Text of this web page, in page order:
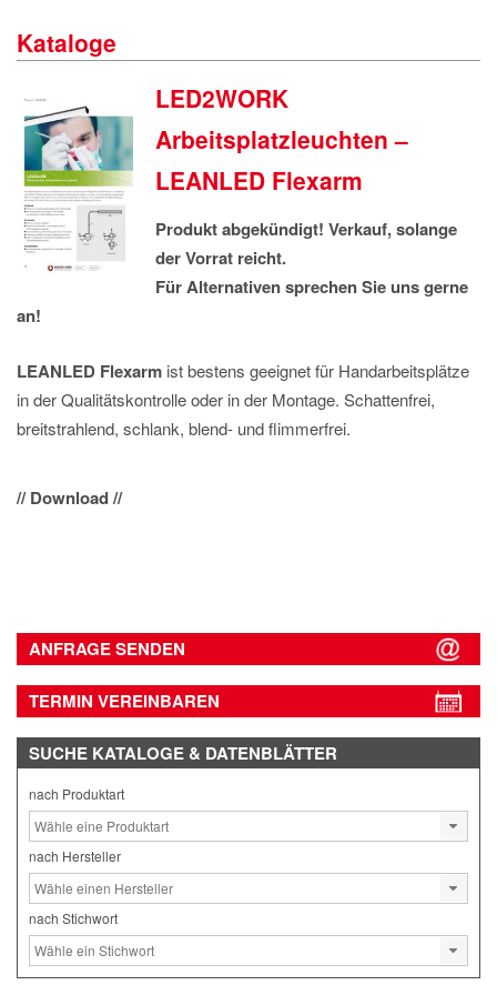
DATENSCHUTZ
Kataloge
LED2WORK
Arbeitsplatzleuchten –
LEANLED Flexarm
Produkt abgekündigt! Verkauf, solange
der Vorrat reicht.
Für Alternativen sprechen Sie uns gerne
an!
LEANLED Flexarm ist bestens geeignet für Handarbeitsplätze
in der Qualitätskontrolle oder in der Montage. Schattenfrei,
breitstrahlend, schlank, blend- und flimmerfrei.
// Download //
ANFRAGE SENDEN
TERMIN VEREINBAREN
SUCHE KATALOGE & DATENBLÄTTER
nach Produktart
nach Hersteller
nach Stichwort